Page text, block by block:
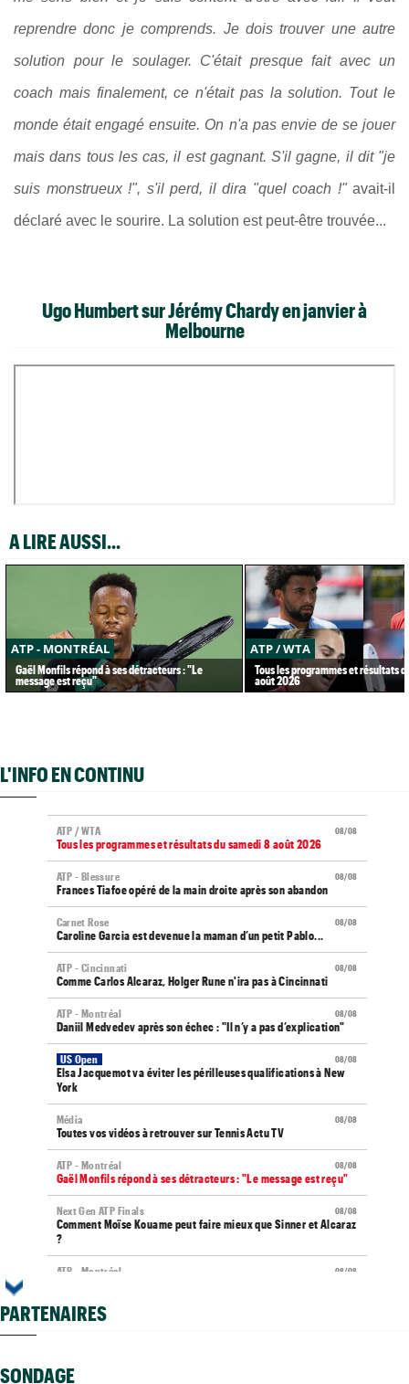
reprendre donc je comprends. Je dois trouver une autre
solution pour le soulager. C'était presque fait avec un
coach mais finalement, ce n'était pas la solution. Tout le
monde était engagé ensuite. On n'a pas envie de se jouer
mais dans tous les cas, il est gagnant. S'il gagne, il dit "je
suis monstrueux !", s'il perd, il dira "quel coach !"avait-il
déclaré avec le sourire. La solution est peut-être trouvée...
Ugo Humbert sur Jérémy Chardy en janvier à
Melbourne
A LIRE AUSSI...
ATP - MONTRÉAL
Gaël Monfils répond à ses détracteurs : "Le
message est reçu"
ATP / WTA
Tous les programmes et résultats
août 2026
L'INFO EN CONTINU
08/08
ATP / WTA
Tous les programmes et résultats du samedi 8 août 2026
08/08
ATP - Blessure
Frances Tiafoe opéré de la main droite après son abandon
08/08
Carnet Rose
Caroline Garcia est devenue la maman d’un petit Pablo...
08/08
ATP - Cincinnati
Comme Carlos Alcaraz, Holger Rune n'ira pas à Cincinnati
08/08
ATP - Montréal
Daniil Medvedev après son échec : "Il n’y a pas d’explication"
08/08
US Open
Elsa Jacquemot va éviter les périlleuses qualifications à New
York
08/08
Média
Toutes vos vidéos à retrouver sur Tennis Actu TV
08/08
ATP - Montréal
Gaël Monfils répond à ses détracteurs : "Le message est reçu"
08/08
Next Gen ATP Finals
Comment Moïse Kouame peut faire mieux que Sinner et Alcaraz
?
08/08
ATP - Montréal
Istanbul (CH)
PARTENAIRES
SONDAGE